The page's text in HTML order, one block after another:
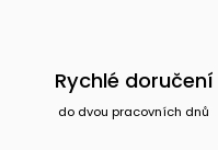
Rychlé doručení
do dvou pracovních dnů